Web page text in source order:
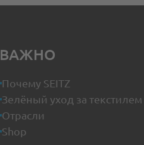
ВАЖНО
Почему SEITZ
Зелёный уход за текстилем
Отрасли
Shop